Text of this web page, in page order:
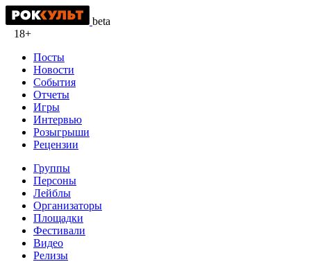
beta
18+
Посты
Новости
События
Отчеты
Игры
Интервью
Розыгрыши
Рецензии
Группы
Персоны
Лейблы
Организаторы
Площадки
Фестивали
Видео
Релизы